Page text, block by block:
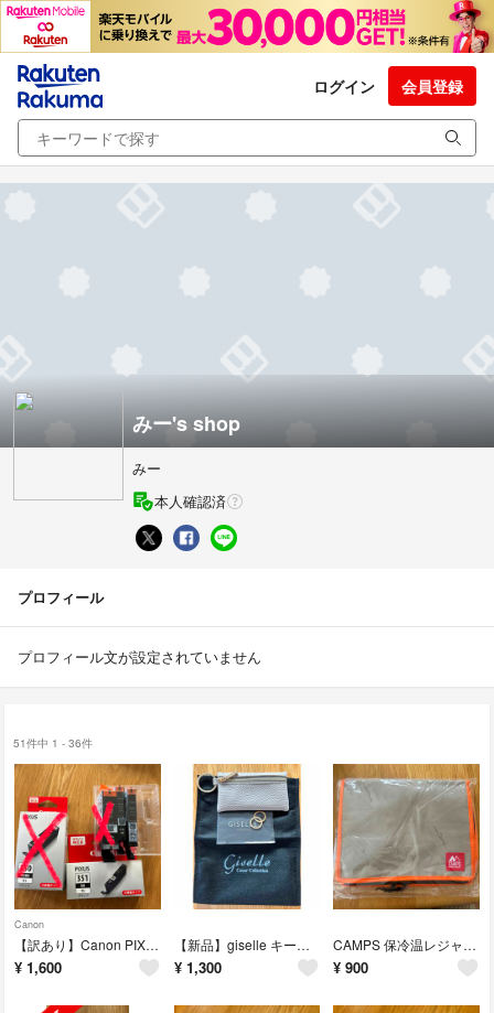
ログイン 会員登録
みー's shop
みー
本人確認済
プロフィール
プロフィール文が設定されていません
51件中 1 - 36件
Canon
【訳あり】Canon PIXUS 純正インクカートリッジ
¥ 1,600
【新品】giselle キーケース
¥ 1,300
CAMPS 保冷温レジャーバッグ
¥ 900